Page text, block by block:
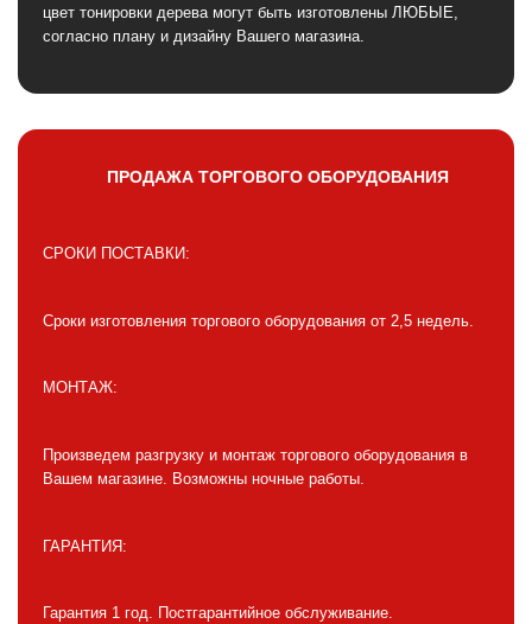
цвет тонировки дерева могут быть изготовлены ЛЮБЫЕ,
согласно плану и дизайну Вашего магазина.
ПРОДАЖА ТОРГОВОГО ОБОРУДОВАНИЯ
СРОКИ ПОСТАВКИ:
Сроки изготовления торгового оборудования от 2,5 недель.
МОНТАЖ:
Произведем разгрузку и монтаж торгового оборудования в
Вашем магазине. Возможны ночные работы.
ГАРАНТИЯ:
Гарантия 1 год. Постгарантийное обслуживание.